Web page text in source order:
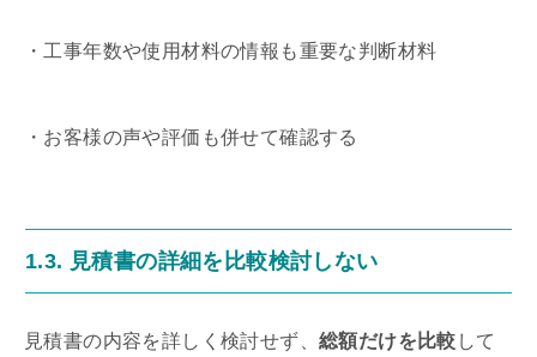
・工事年数や使用材料の情報も重要な判断材料
・お客様の声や評価も併せて確認する
1.3. 見積書の詳細を比較検討しない
見積書の内容を詳しく検討せず、 総額だけを比較 して